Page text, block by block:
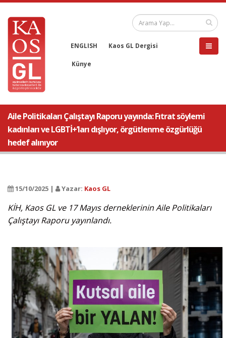
ENGLISH Kaos GL Dergisi
Künye
Aile Politikaları Çalıştayı Raporu yayında: Fıtrat söylemi
kadınları ve LGBTİ+’ları dışlıyor, örgütlenme özgürlüğü
hedef alınıyor
15/10/2025 | Yazar: Kaos GL
KİH, Kaos GL ve 17 Mayıs derneklerinin Aile Politikaları
Çalıştayı Raporu yayınlandı.